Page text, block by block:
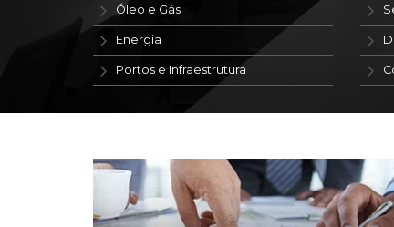
Óleo e Gás
Energia
Portos e Infraestrutura